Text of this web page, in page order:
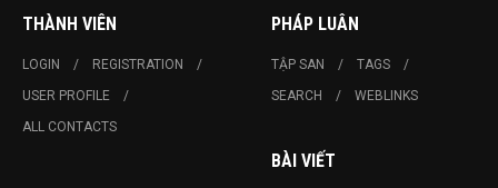
THÀNH VIÊN
LOGIN
REGISTRATION
USER PROFILE
ALL CONTACTS
PHÁP LUÂN
TẬP SAN
TAGS
SEARCH
WEBLINKS
BÀI VIẾT